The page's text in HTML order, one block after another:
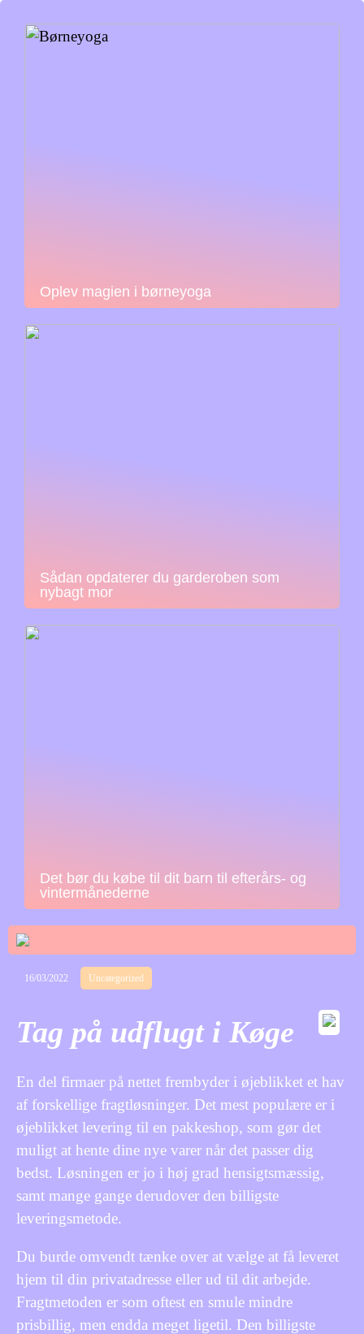
Oplev magien i børneyoga
Sådan opdaterer du garderoben som
nybagt mor
Det bør du købe til dit barn til efterårs- og
vintermånederne
16/03/2022 Uncategorized
Tag på udflugt i Køge
En del firmaer på nettet frembyder i øjeblikket et hav
af forskellige fragtløsninger. Det mest populære er i
øjeblikket levering til en pakkeshop, som gør det
muligt at hente dine nye varer når det passer dig
bedst. Løsningen er jo i høj grad hensigtsmæssig,
samt mange gange derudover den billigste
leveringsmetode.
Du burde omvendt tænke over at vælge at få leveret
hjem til din privatadresse eller ud til dit arbejde.
Fragtmetoden er som oftest en smule mindre
prisbillig, men endda meget ligetil. Den billigste